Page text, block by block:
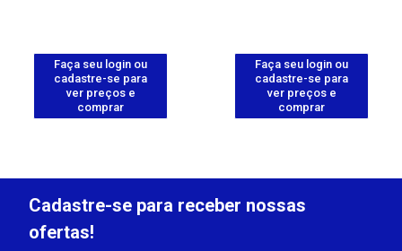
Faça seu login ou
cadastre-se para
ver preços e
comprar
Faça seu login ou
cadastre-se para
ver preços e
comprar
Cadastre-se para receber nossas
ofertas!